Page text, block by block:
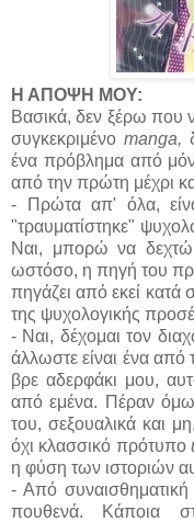
Η ΑΠΟΨΗ ΜΟΥ:
Βασικά, δεν ξέρω που
συγκεκριμένο manga,
ένα πρόβλημα από
από την πρώτη μέχρι
- Πρώτα απ' όλα,
"τραυματίστηκε"
Ναι, μπορώ να
ωστόσο, η πηγή του
πηγάζει από εκεί κατά
της ψυχολογικής
- Ναι, δέχομαι τον
άλλωστε είναι ένα από
βρε αδερφάκι μου,
από εμένα. Πέραν
του, σεξουαλικά και
όχι κλασσικό πρότυπο
η φύση των ιστοριών
- Από
πουθενά. Κάποια